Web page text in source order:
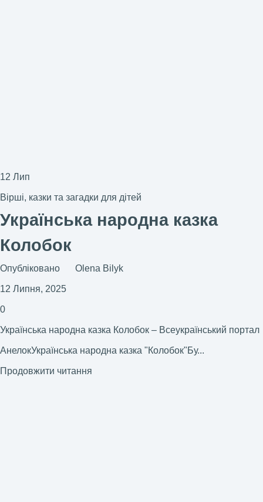
12 Лип
Вірші, казки та загадки для дітей
Українська народна казка
Колобок
Опубліковано Olena Bilyk
12 Липня, 2025
0
Українська народна казка Колобок – Всеукраїнський портал
АнелокУкраїнська народна казка "Колобок"Бу...
Продовжити читання